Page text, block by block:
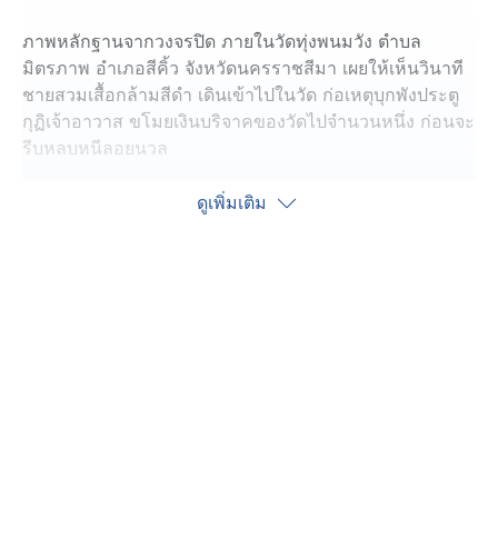
ภาพหลักฐานจากวงจรปิด ภายในวัดทุ่งพนมวัง ตำบล
มิตรภาพ อำเภอสีคิ้ว จังหวัดนครราชสีมา เผยให้เห็นวินาที
ชายสวมเสื้อกล้ามสีดำ เดินเข้าไปในวัด ก่อเหตุบุกพังประตู
กุฏิเจ้าอาวาส ขโมยเงินบริจาคของวัดไปจำนวนหนึ่ง ก่อนจะ
รีบหลบหนีลอยนวล
พระอธิการเปรม โชติปญโญ เจ้าอาวาส พาไปสำรวจร่อง
ดูเพิ่มเติม